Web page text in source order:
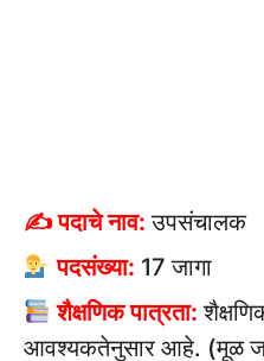
✍ पदाचे नाव: उपसंचालक
पदसंख्या: 17 जागा
शैक्षणिक पात्रता:
आवश्यकतेनुसार आहे. (मूळ